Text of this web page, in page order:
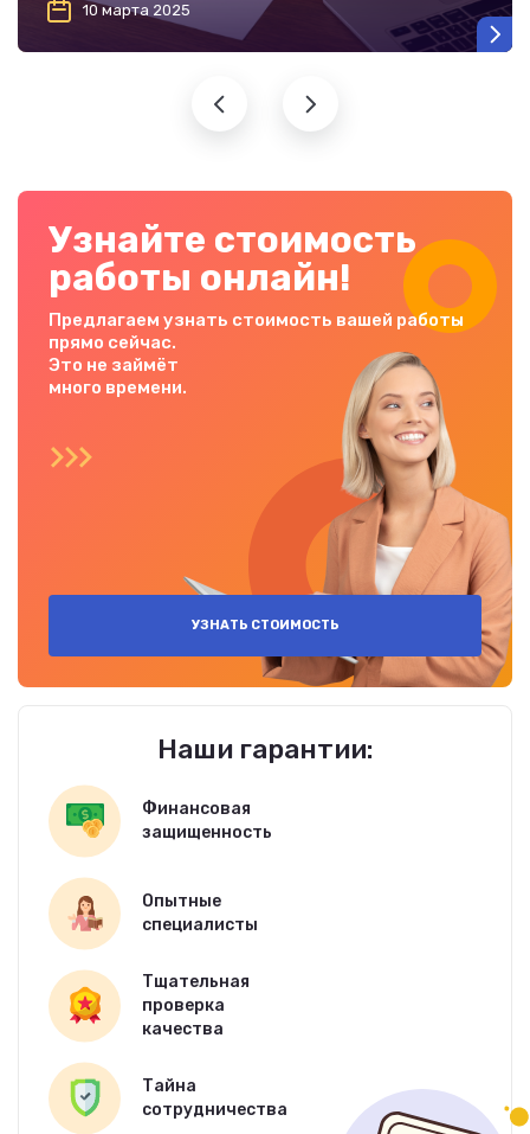
Узнайте стоимость
работы онлайн!
Предлагаем узнать стоимость вашей работы
прямо сейчас.
Это не займёт
много времени.
УЗНАТЬ СТОИМОСТЬ
Наши гарантии:
Финансовая
защищенность
Опытные
специалисты
Тщательная
проверка
качества
Тайна
сотрудничества
10 марта 2025